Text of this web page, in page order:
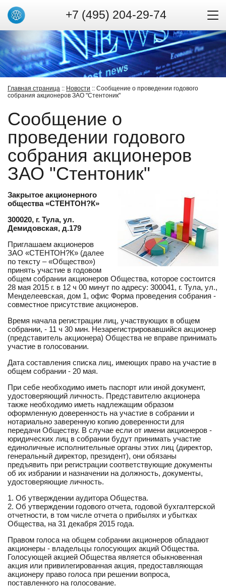
+7 (495) 204-29-74
Главная страница :: Новости :: Сообщение о проведении годового
собрания акционеров ЗАО "Стентоник"
Сообщение о
проведении годового
собрания акционеров
ЗАО "Стентоник"
Закрытое акционерного
общества «СТЕНТОН?К»
300020, г. Тула, ул.
Демидовская, д.179
Приглашаем акционеров
ЗАО «СТЕНТОН?К» (далее
по тексту – «Общество»)
принять участие в годовом
общем собрании акционеров Общества, которое состоится
28 мая 2015 г. в 12 ч 00 минут по адресу: 300041, г. Тула, ул.,
Менделеевская, дом 1, офис Форма проведения собрания -
совместное присутствие акционеров.
Время начала регистрации лиц, участвующих в общем
собрании, - 11 ч 30 мин. Незарегистрировавшийся акционер
(представитель акционера) Общества не вправе принимать
участие в голосовании.
Дата составления списка лиц, имеющих право на участие в
общем собрании - 20 мая.
При себе необходимо иметь паспорт или иной документ,
удостоверяющий личность. Представителю акционера
также необходимо иметь надлежащим образом
оформленную доверенность на участие в собрании и
нотариально заверенную копию доверенности для
передачи Обществу. В случае если от имени акционеров -
юридических лиц в собрании будут принимать участие
единоличные исполнительные органы этих лиц (директор,
генеральный директор, президент), они обязаны
предъявить при регистрации соответствующие документы
об их избрании и назначении на должность, документы,
удостоверяющие личность.
1. Об утверждении аудитора Общества.
2. Об утверждении годового отчета, годовой бухгалтерской
отчетности, в том числе отчета о прибылях и убытках
Общества, на 31 декабря 2015 года.
Правом голоса на общем собрании акционеров обладают
акционеры - владельцы голосующих акций Общества.
Голосующей акцией Общества является обыкновенная
акция или привилегированная акция, предоставляющая
акционеру право голоса при решении вопроса,
поставленного на голосование.